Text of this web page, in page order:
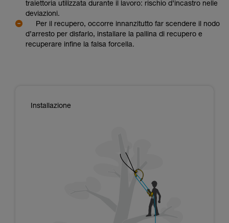
traiettoria utilizzata durante il lavoro: rischio d’incastro nelle
deviazioni.
Per il recupero, occorre innanzitutto far scendere il nodo
d’arresto per disfarlo, installare la pallina di recupero e
recuperare infine la falsa forcella.
Installazione